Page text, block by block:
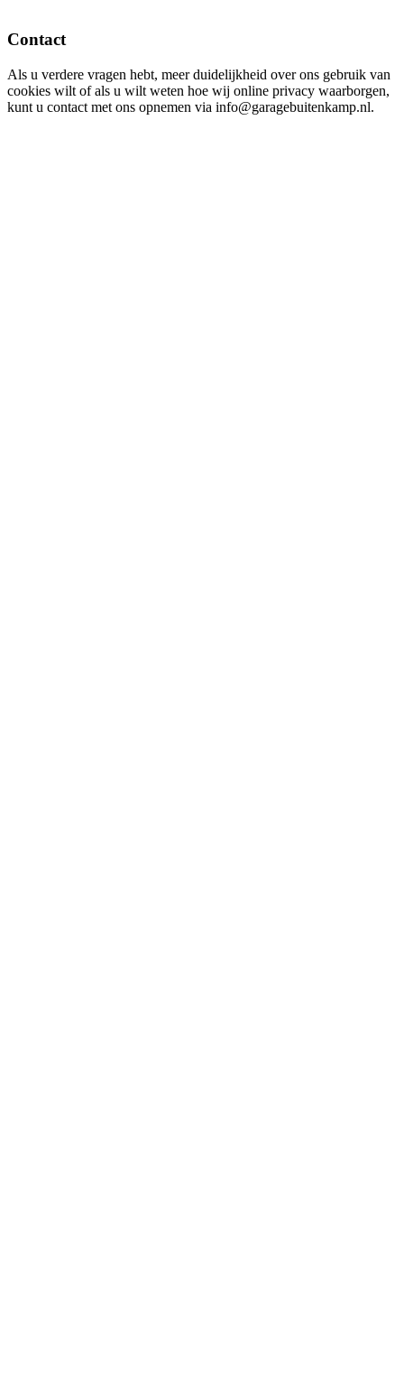
Contact
Als u verdere vragen hebt, meer duidelijkheid over ons gebruik van
cookies wilt of als u wilt weten hoe wij online privacy waarborgen,
kunt u contact met ons opnemen via info@garagebuitenkamp.nl.